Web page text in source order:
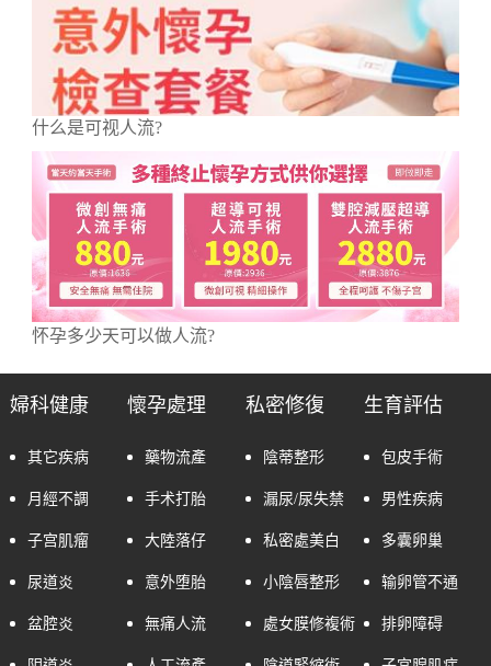
什么是可视人流?
怀孕多少天可以做人流?
婦科健康
其它疾病
月經不調
子宫肌瘤
尿道炎
盆腔炎
懷孕處理
藥物流產
手术打胎
大陸落仔
意外堕胎
無痛人流
私密修復
陰蒂整形
漏尿/尿失禁
私密處美白
小陰唇整形
處女膜修複術
生育評估
包皮手術
男性疾病
多囊卵巢
输卵管不通
排卵障碍